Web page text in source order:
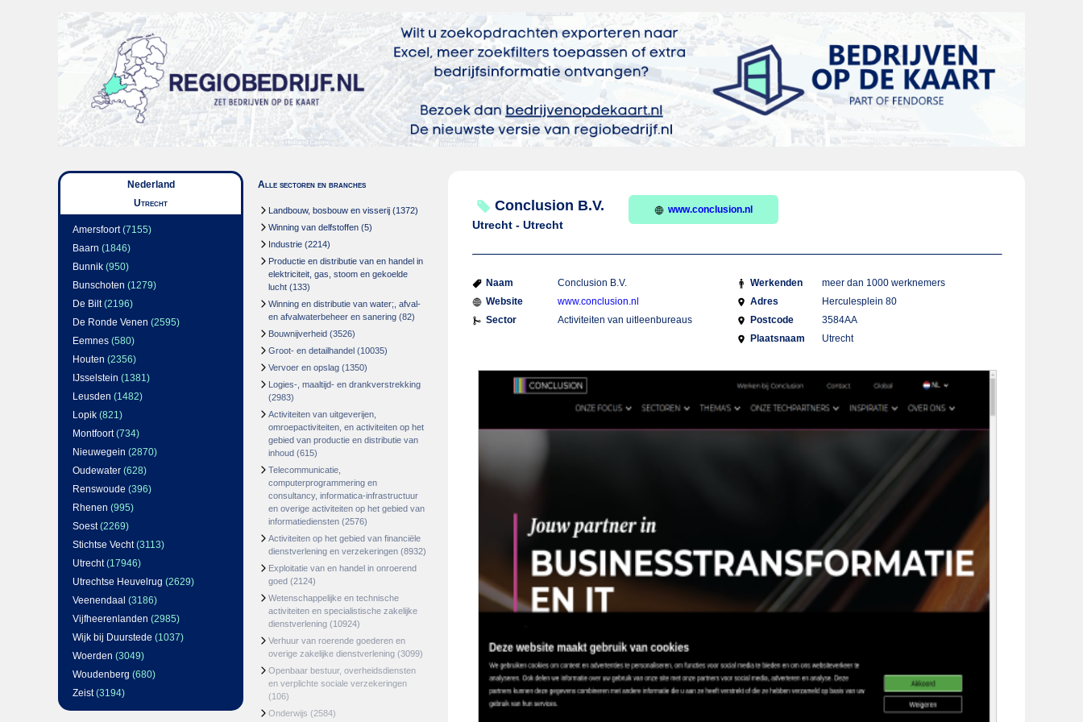
Nederland
Utrecht
Amersfoort(7155)
Baarn (1846)
Bunnik (950)
Bunschoten (1279)
De Bilt(2196)
De Ronde Venen (2595)
Eemnes (580)
Houten (2356)
IJsselstein (1381)
Leusden (1482)
Lopik (821)
Montfoort(734)
Nieuwegein (2870)
Oudewater (628)
Renswoude (396)
Rhenen (995)
Soest(2269)
Stichtse Vecht(3113)
Utrecht(17946)
Utrechtse Heuvelrug (2629)
Veenendaal (3186)
Vijfheerenlanden (2985)
Wijk bij Duurstede (1037)
Woerden (3049)
Woudenberg (680)
Zeist(3194)
Alle sectoren en branches
Landbouw, bosbouw en visserij (1372)
Winning van delfstoffen (5)
Industrie (2214)
Productie en distributie van en handel in
elektriciteit, gas, stoom en gekoelde
lucht (133)
Winning en distributie van water;, afval-
en afvalwaterbeheer en sanering (82)
Bouwnijverheid (3526)
Groot- en detailhandel (10035)
Vervoer en opslag (1350)
Logies-, maaltijd- en drankverstrekking
(2983)
Activiteiten van uitgeverijen,
omroepactiviteiten, en activiteiten op het
gebied van productie en distributie van
inhoud (615)
Telecommunicatie,
computerprogrammering en
consultancy, informatica-infrastructuur
en overige activiteiten op het gebied van
informatiediensten (2576)
Activiteiten op het gebied van financiële
dienstverlening en verzekeringen (8932)
Exploitatie van en handel in onroerend
goed (2124)
Wetenschappelijke en technische
activiteiten en specialistische zakelijke
dienstverlening (10924)
Verhuur van roerende goederen en
overige zakelijke dienstverlening (3099)
Openbaar bestuur, overheidsdiensten
en verplichte sociale verzekeringen
(106)
Onderwijs (2584)
Conclusion B.V.
Utrecht - Utrecht
www.conclusion.nl
Naam
Conclusion B.V.
Website
www.conclusion.nl
Sector
Activiteiten van uitleenbureaus
Werkenden
meer dan 1000 werknemers
Adres
Herculesplein 80
Postcode
3584AA
Plaatsnaam
Utrecht